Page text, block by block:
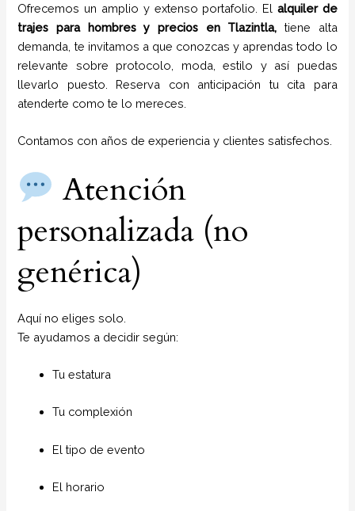
Ofrecemos un amplio y extenso portafolio. El alquiler de
trajes para hombres y precios en
Tlazintla, tiene alta
demanda, te invitamos a que conozcas y aprendas todo lo
relevante sobre protocolo, moda, estilo y así puedas
llevarlo puesto. Reserva con anticipación tu cita para
atenderte como te lo mereces.
Contamos con años de experiencia y clientes satisfechos.
Atención
personalizada (no
genérica)
Aquí no eliges solo.
Te ayudamos a decidir según:
Tu estatura
Tu complexión
El tipo de evento
El horario